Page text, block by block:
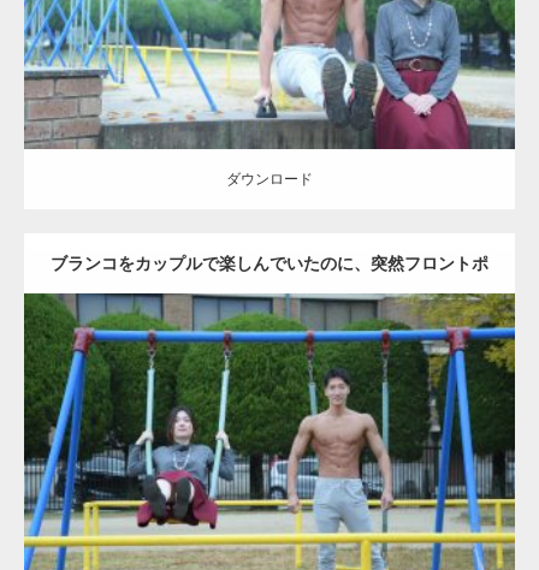
ダウンロード
ダウンロード
ブランコをカップルで楽しんでいたのに、突然フロントポ
ーズをするマッチョ
Update: 2021.07.6
Category:公園のマッチョ その他 AKIHITO(細マッチョ) 腹筋 大胸筋
ダウンロード